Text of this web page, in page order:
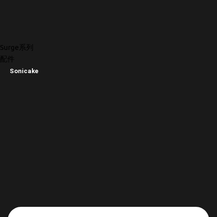
Surge系列
配件
Sonicake